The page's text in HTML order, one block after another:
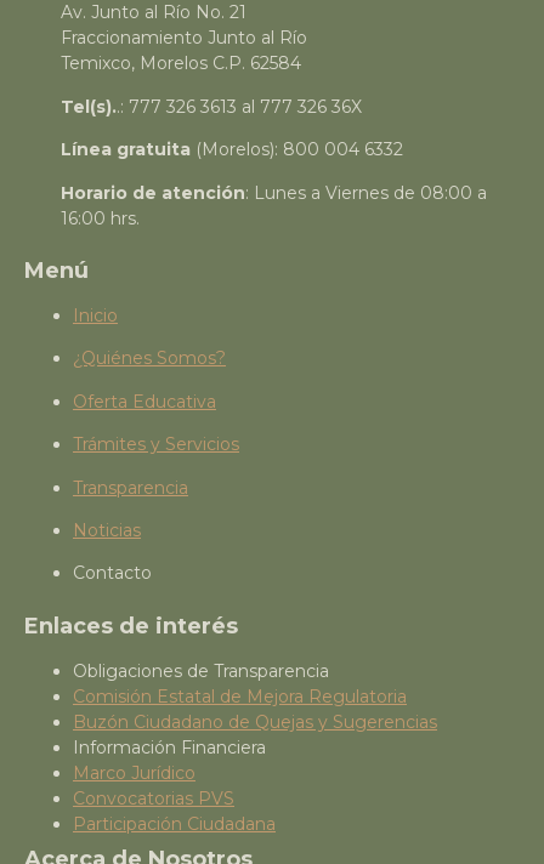
Av. Junto al Río No. 21
Fraccionamiento Junto al Río
Temixco, Morelos C.P. 62584
Tel(s)..: 777 326 3613 al 777 326 36X
Línea gratuita (Morelos): 800 004 6332
Horario de atención: Lunes a Viernes de 08:00 a
16:00 hrs.
Menú
Inicio
¿Quiénes Somos?
Oferta Educativa
Trámites y Servicios
Transparencia
Noticias
Contacto
Enlaces de interés
Obligaciones de Transparencia
Comisión Estatal de Mejora Regulatoria
Buzón Ciudadano de Quejas y Sugerencias
Información Financiera
Marco Jurídico
Convocatorias PVS
Participación Ciudadana